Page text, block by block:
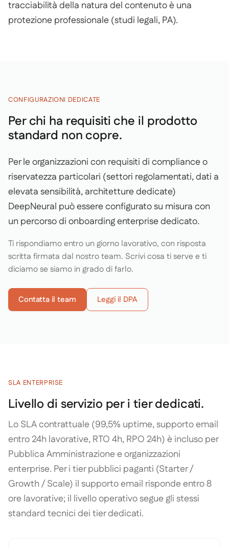
tracciabilità della natura del contenuto è una
protezione professionale (studi legali, PA).
CONFIGURAZIONI DEDICATE
Per chi ha requisiti che il prodotto
standard non copre.
Per le organizzazioni con requisiti di compliance o
riservatezza particolari (settori regolamentati, dati a
elevata sensibilità, architetture dedicate)
DeepNeural può essere configurato su misura con
un percorso di onboarding enterprise dedicato.
Ti rispondiamo entro un giorno lavorativo, con risposta
scritta firmata dal nostro team. Scrivi cosa ti serve e ti
diciamo se siamo in grado di farlo.
Contatta il team Leggi il DPA
SLA ENTERPRISE
Livello di servizio per i tier dedicati.
Lo SLA contrattuale (99,5% uptime, supporto email
entro 24h lavorative, RTO 4h, RPO 24h) è incluso per
Pubblica Amministrazione e organizzazioni
enterprise. Per i tier pubblici paganti (Starter /
Growth / Scale) il supporto email risponde entro 8
ore lavorative; il livello operativo segue gli stessi
standard tecnici dei tier dedicati.